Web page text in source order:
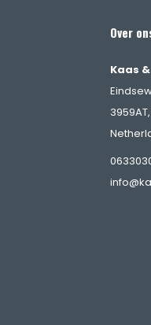
Over
Kaas